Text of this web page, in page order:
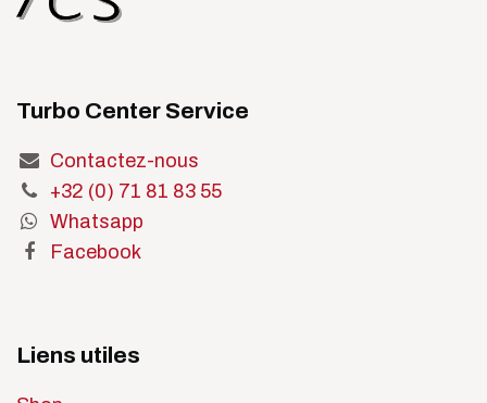
Turbo Center Service
Contactez-nous
+32 (0) 71 81 83 55
Whatsapp
Facebook
Liens utiles